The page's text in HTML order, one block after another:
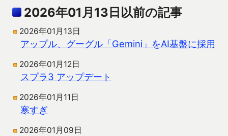
2026年01月13日以前の記事
2026年01月13日
アップル、グーグル「Gemini」をAI基盤に採用
2026年01月12日
スプラ3 アップデート
2026年01月11日
寒すぎ
2026年01月09日